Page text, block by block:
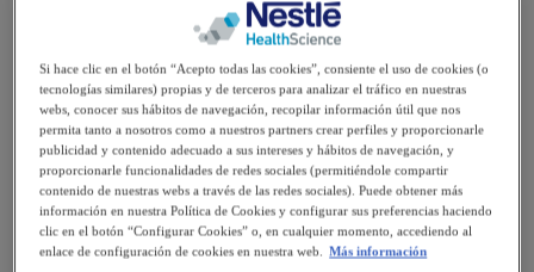
deformidades
músculo
esqueléticas,
entre
otros
trastornos
sensoriales,
Si hace clic en el botón “Acepto todas las cookies”, consiente el uso de cookies (o
tecnologías similares) propias y de terceros para analizar el tráfico en nuestras
webs, conocer sus hábitos de navegación, recopilar información útil que nos
permita tanto a nosotros como a nuestros partners crear perfiles y proporcionarle
publicidad y contenido adecuado a sus intereses y hábitos de navegación, y
proporcionarle funcionalidades de redes sociales (permitiéndole compartir
contenido de nuestras webs a través de las redes sociales). Puede obtener más
información en nuestra Política de Cookies y configurar sus preferencias haciendo
clic en el botón “Configurar Cookies” o, en cualquier momento, accediendo al
enlace de configuración de cookies en nuestra web. Más información